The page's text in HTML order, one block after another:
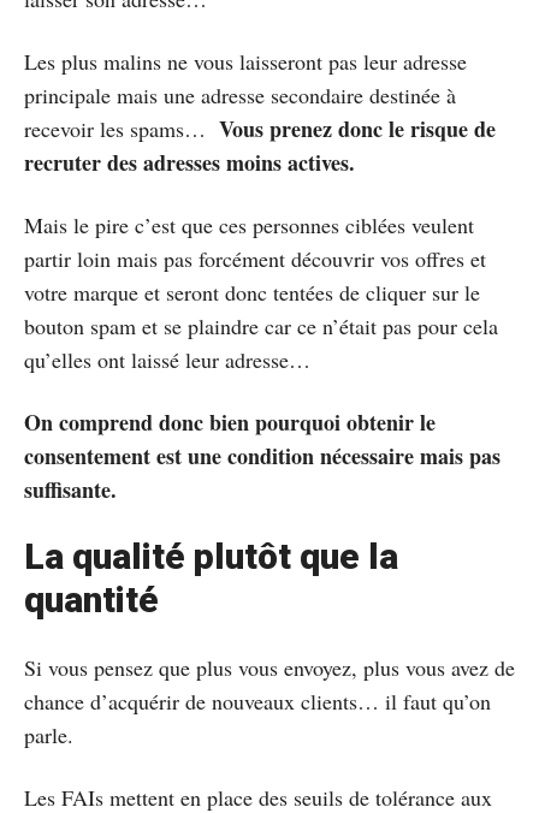
Les plus malins ne vous laisseront pas leur adresse
principale mais une adresse secondaire destinée à
recevoir les spams… Vous prenez donc le risque de
recruter des adresses moins actives.
Mais le pire c’est que ces personnes ciblées veulent
partir loin mais pas forcément découvrir vos offres et
votre marque et seront donc tentées de cliquer sur le
bouton spam et se plaindre car ce n’était pas pour cela
qu’elles ont laissé leur adresse…
On comprend donc bien pourquoi obtenir le
consentement est une condition nécessaire mais pas
suffisante.
La qualité plutôt que la
quantité
Si vous pensez que plus vous envoyez, plus vous avez de
chance d’acquérir de nouveaux clients… il faut qu’on
parle.
Les FAIs mettent en place des seuils de tolérance aux